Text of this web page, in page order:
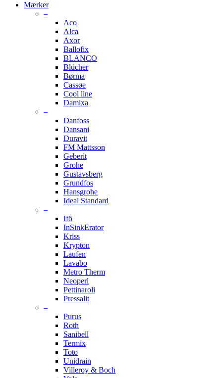
Mærker
–
Aco
Alca
Axor
Ballofix
BLANCO
Blücher
Børma
Cassøe
Cool line
Damixa
–
Danfoss
Dansani
Duravit
FM Mattsson
Geberit
Grohe
Gustavsberg
Grundfos
Hansgrohe
Ideal Standard
–
Ifö
InSinkErator
Kriss
Krypton
Laufen
Lavabo
Metro Therm
Neoperl
Pettinaroli
Pressalit
–
Purus
Roth
Sanibell
Termix
Toto
Unidrain
Villeroy & Boch